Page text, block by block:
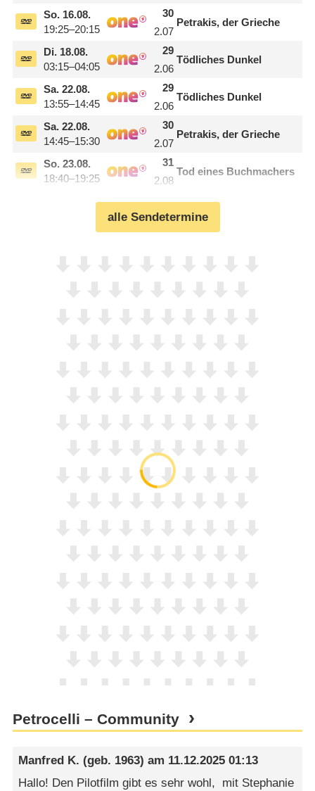
So.16.08.
19:25–20:15
30
2.07
Petrakis, der Grieche
Di.18.08.
03:15–04:05
29
2.06
Tödliches Dunkel
Sa.22.08.
13:55–14:45
29
2.06
Tödliches Dunkel
Sa.22.08.
14:45–15:30
30
2.07
Petrakis, der Grieche
So. 23.08.
18:40–19:25
31
2.08
Tod eines Buchmachers
alle Sendetermine
Petrocelli – Community
Manfred K. (geb. 1963) am 11.12.2025 01:13
Hallo! Den Pilotfilm gibt es sehr wohl, mit Stephanie